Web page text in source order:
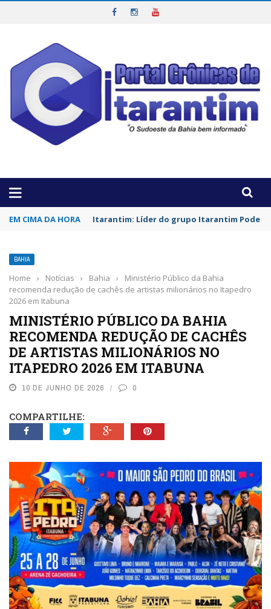
EM CIMA DA HORA Itarantim: Líder do grupo Itarantim Pode
BAHIA
Home › Notícias › Bahia ›
Ministério Público da Bahia
recomenda redução de cachês de artistas milionários no Itapedro
2026 em Itabuna
MINISTÉRIO PÚBLICO DA BAHIA
RECOMENDA REDUÇÃO DE CACHÊS
DE ARTISTAS MILIONÁRIOS NO
ITAPEDRO 2026 EM ITABUNA
10 DE JUNHO DE 2026 0
COMPARTILHE: